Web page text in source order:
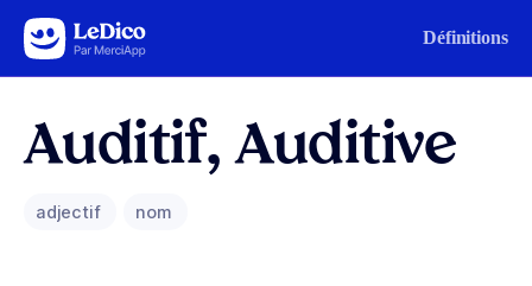
Aller au contenu Définitions
Auditif, Auditive
adjectif nom